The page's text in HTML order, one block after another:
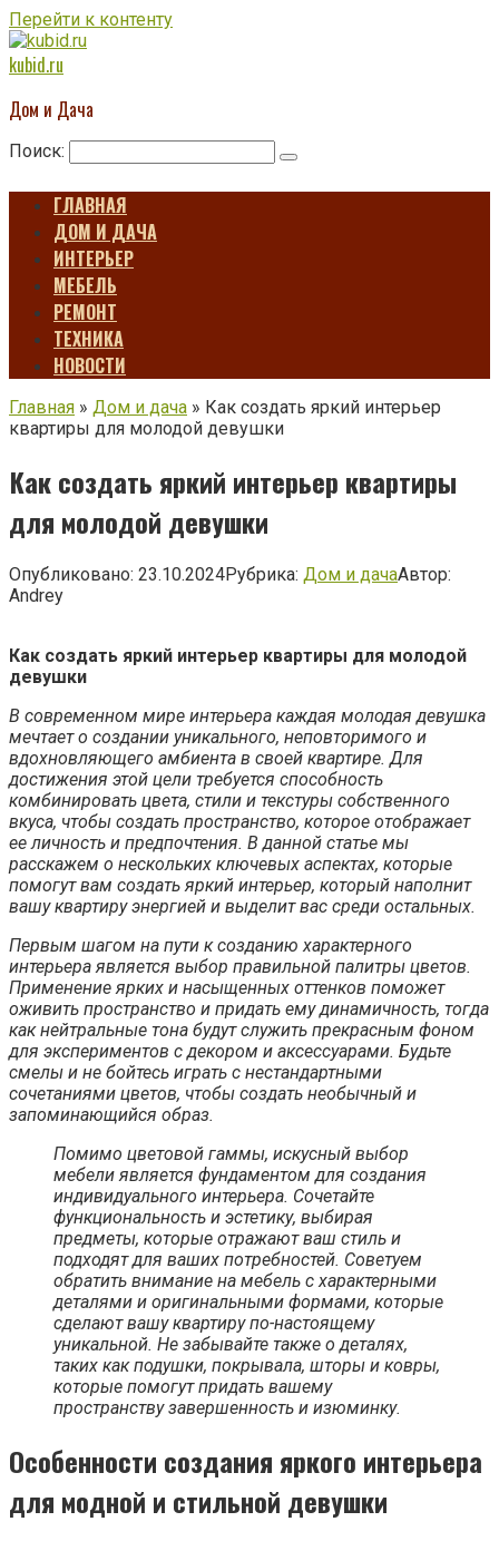
Перейти к контенту
kubid.ru
Дом и Дача
Поиск:
ГЛАВНАЯ
ДОМ И ДАЧА
ИНТЕРЬЕР
МЕБЕЛЬ
РЕМОНТ
ТЕХНИКА
НОВОСТИ
Главная » Дом и дача » Как создать яркий интерьер
квартиры для молодой девушки
Как создать яркий интерьер квартиры
для молодой девушки
Опубликовано: 23.10.2024Рубрика: Дом и дачаАвтор:
Andrey
Как создать яркий интерьер квартиры для молодой
девушки
В современном мире интерьера каждая молодая девушка
мечтает о создании уникального, неповторимого и
вдохновляющего амбиента в своей квартире. Для
достижения этой цели требуется способность
комбинировать цвета, стили и текстуры собственного
вкуса, чтобы создать пространство, которое отображает
ее личность и предпочтения. В данной статье мы
расскажем о нескольких ключевых аспектах, которые
помогут вам создать яркий интерьер, который наполнит
вашу квартиру энергией и выделит вас среди остальных.
Первым шагом на пути к созданию характерного
интерьера является выбор правильной палитры цветов.
Применение ярких и насыщенных оттенков поможет
оживить пространство и придать ему динамичность, тогда
как нейтральные тона будут служить прекрасным фоном
для экспериментов с декором и аксессуарами. Будьте
смелы и не бойтесь играть с нестандартными
сочетаниями цветов, чтобы создать необычный и
запоминающийся образ.
Помимо цветовой гаммы, искусный выбор
мебели является фундаментом для создания
индивидуального интерьера. Сочетайте
функциональность и эстетику, выбирая
предметы, которые отражают ваш стиль и
подходят для ваших потребностей. Советуем
обратить внимание на мебель с характерными
деталями и оригинальными формами, которые
сделают вашу квартиру по-настоящему
уникальной. Не забывайте также о деталях,
таких как подушки, покрывала, шторы и ковры,
которые помогут придать вашему
пространству завершенность и изюминку.
Особенности создания яркого интерьера
для модной и стильной девушки